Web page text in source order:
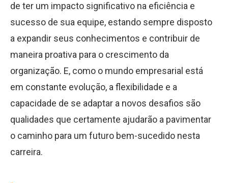
de ter um impacto significativo na eficiência e
sucesso de sua equipe, estando sempre disposto
a expandir seus conhecimentos e contribuir de
maneira proativa para o crescimento da
organização. E, como o mundo empresarial está
em constante evolução, a flexibilidade e a
capacidade de se adaptar a novos desafios são
qualidades que certamente ajudarão a pavimentar
o caminho para um futuro bem-sucedido nesta
carreira.